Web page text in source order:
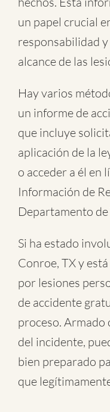
un papel crucial
responsabilidad
alcance de las
Hay varios
un informe de
que incluye
aplicación de la
o acceder a él en
Información de
Departamento de
Si ha estado
Conroe, TX y
por lesiones
de accidente
proceso. Armado
del incidente,
bien preparado
que